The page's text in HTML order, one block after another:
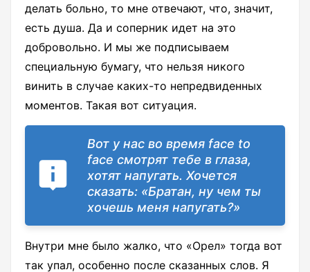
делать больно, то мне отвечают, что, значит,
есть душа. Да и соперник идет на это
добровольно. И мы же подписываем
специальную бумагу, что нельзя никого
винить в случае каких-то непредвиденных
моментов. Такая вот ситуация.
Вот у нас во время face to
face смотрят тебе в глаза,
хотят напугать. Хочется
сказать: «Братан, ну чем ты
хочешь меня напугать?»
Внутри мне было жалко, что «Орел» тогда вот
так упал, особенно после сказанных слов. Я